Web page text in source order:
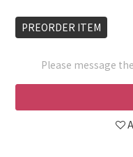
PREORDER ITEM
Please message